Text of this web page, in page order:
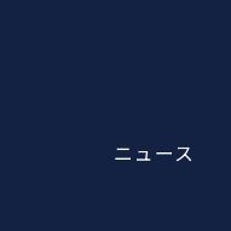
ニュース